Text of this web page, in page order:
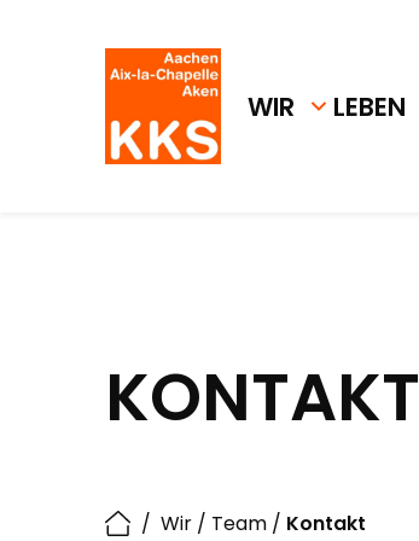
WIR LEBEN
KONTAKT
/ Wir / Team / Kontakt